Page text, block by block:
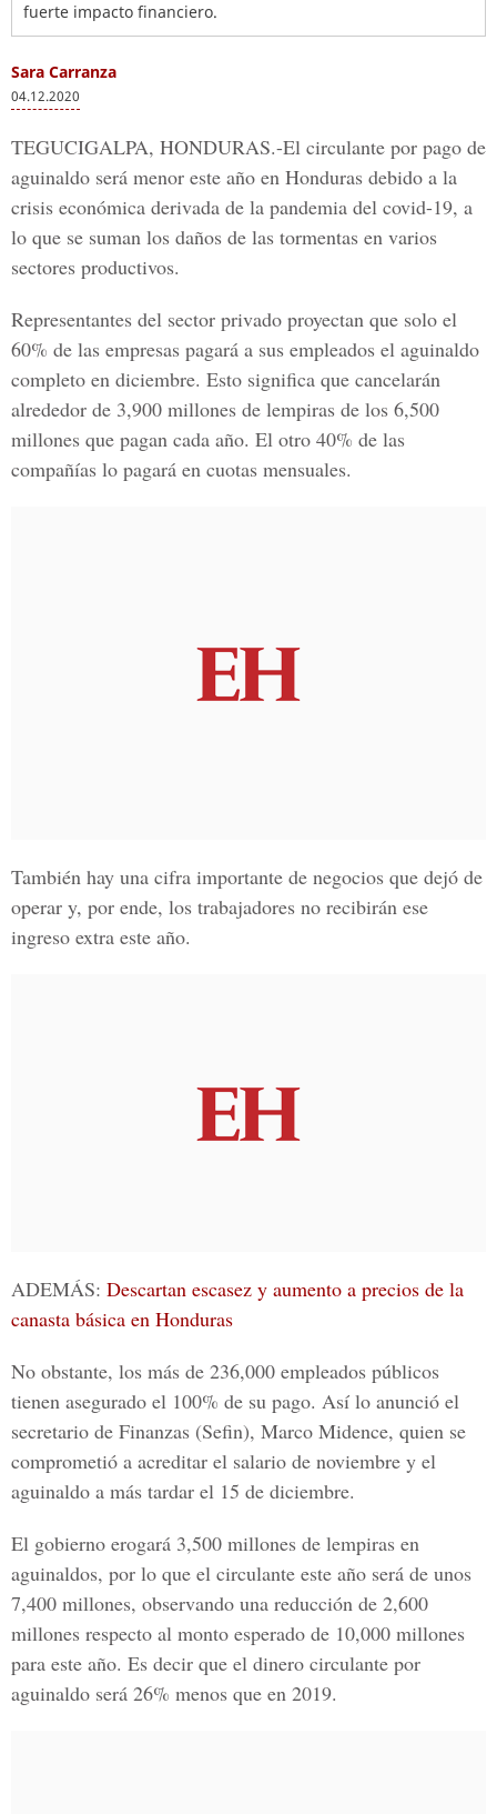
fuerte impacto financiero.
Sara Carranza
04.12.2020
TEGUCIGALPA, HONDURAS.-El circulante por pago de
aguinaldo será menor este año en Honduras debido a la
crisis económica derivada de la pandemia del covid-19, a
lo que se suman los daños de las tormentas en varios
sectores productivos.
Representantes del sector privado proyectan que solo el
60% de las empresas pagará a sus empleados el aguinaldo
completo en diciembre. Esto significa que cancelarán
alrededor de 3,900 millones de lempiras de los 6,500
millones que pagan cada año. El otro 40% de las
compañías lo pagará en cuotas mensuales.
También hay una cifra importante de negocios que dejó de
operar y, por ende, los trabajadores no recibirán ese
ingreso extra este año.
ADEMÁS: Descartan escasez y aumento a precios de la
canasta básica en Honduras
No obstante, los más de 236,000 empleados públicos
tienen asegurado el 100% de su pago. Así lo anunció el
secretario de Finanzas (Sefin), Marco Midence, quien se
comprometió a acreditar el salario de noviembre y el
aguinaldo a más tardar el 15 de diciembre.
El gobierno erogará 3,500 millones de lempiras en
aguinaldos, por lo que el circulante este año será de unos
7,400 millones, observando una reducción de 2,600
millones respecto al monto esperado de 10,000 millones
para este año. Es decir que el dinero circulante por
aguinaldo será 26% menos que en 2019.